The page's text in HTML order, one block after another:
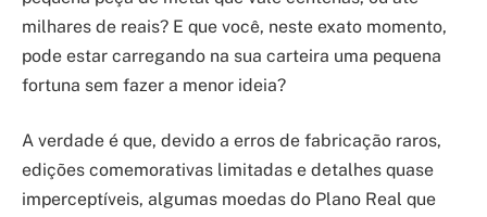
milhares de reais? E que você, neste exato momento,
pode estar carregando na sua carteira uma pequena
fortuna sem fazer a menor ideia?
A verdade é que, devido a erros de fabricação raros,
edições comemorativas limitadas e detalhes quase
imperceptíveis, algumas moedas do Plano Real que